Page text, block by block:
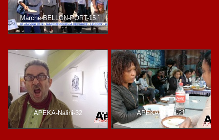
Marche-BELLON-PORT-15
APEKA-Nalini-32 APEKA-Nalini-21